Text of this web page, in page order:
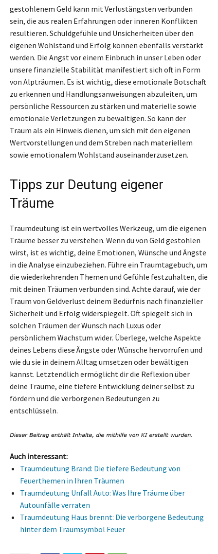
gestohlenem Geld kann mit Verlustängsten verbunden
sein, die aus realen Erfahrungen oder inneren Konflikten
resultieren. Schuldgefühle und Unsicherheiten über den
eigenen Wohlstand und Erfolg können ebenfalls verstärkt
werden. Die Angst vor einem Einbruch in unser Leben oder
unsere finanzielle Stabilität manifestiert sich oft in Form
von Alpträumen. Es ist wichtig, diese emotionale Botschaft
zu erkennen und Handlungsanweisungen abzuleiten, um
persönliche Ressourcen zu stärken und materielle sowie
emotionale Verletzungen zu bewältigen. So kann der
Traum als ein Hinweis dienen, um sich mit den eigenen
Wertvorstellungen und dem Streben nach materiellem
sowie emotionalem Wohlstand auseinanderzusetzen.
Tipps zur Deutung eigener
Träume
Traumdeutung ist ein wertvolles Werkzeug, um die eigenen
Träume besser zu verstehen. Wenn du von Geld gestohlen
wirst, ist es wichtig, deine Emotionen, Wünsche und Ängste
in die Analyse einzubeziehen. Führe ein Traumtagebuch, um
die wiederkehrenden Themen und Gefühle festzuhalten, die
mit deinen Träumen verbunden sind. Achte darauf, wie der
Traum von Geldverlust deinem Bedürfnis nach finanzieller
Sicherheit und Erfolg widerspiegelt. Oft spiegelt sich in
solchen Träumen der Wunsch nach Luxus oder
persönlichem Wachstum wider. Überlege, welche Aspekte
deines Lebens diese Ängste oder Wünsche hervorrufen und
wie du sie in deinem Alltag umsetzen oder bewältigen
kannst. Letztendlich ermöglicht dir die Reflexion über
deine Träume, eine tiefere Entwicklung deiner selbst zu
fördern und die verborgenen Bedeutungen zu
entschlüsseln.
Auch interessant:
Traumdeutung Brand: Die tiefere Bedeutung von
Feuerthemen in Ihren Träumen
Traumdeutung Unfall Auto: Was Ihre Träume über
Autounfälle verraten
Traumdeutung Haus brennt: Die verborgene Bedeutung
hinter dem Traumsymbol Feuer